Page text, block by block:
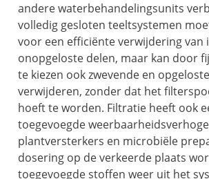
andere waterbehandelingsunits
volledig gesloten teeltsystemen
voor een efficiënte verwijdering van
onopgeloste delen, maar kan door
te kiezen ook zwevende en
verwijderen, zonder dat het
hoeft te worden. Filtratie heeft ook
toegevoegde
plantversterkers en microbiële
dosering op de verkeerde plaats
toegevoegde stoffen weer uit het